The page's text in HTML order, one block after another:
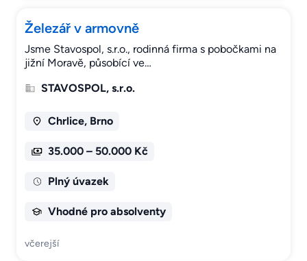
Železář v armovně
Jsme Stavospol, s.r.o., rodinná firma s pobočkami na
jižní Moravě, působící ve…
STAVOSPOL, s.r.o.
Chrlice, Brno
35.000 – 50.000 Kč
Plný úvazek
Vhodné pro absolventy
včerejší